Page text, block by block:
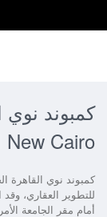
New Cairo
كمبوند نوي القاهرة
للتطوير العقاري،